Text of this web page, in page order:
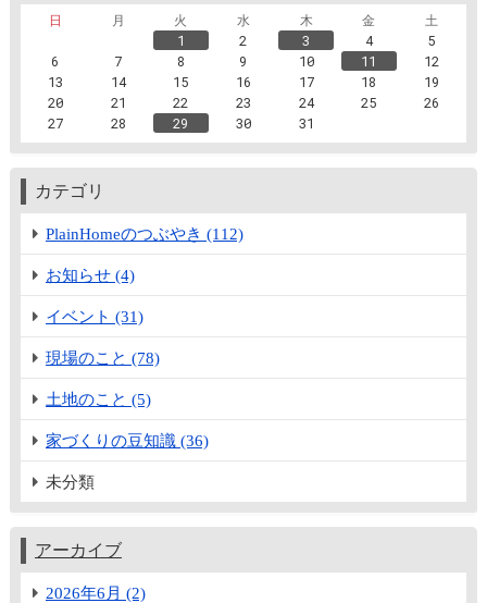
日
月 火 水 木 金
土
1
2 3 4
5
6
7 8 9 10 11
12
13
14 15 16 17 18
19
20
21 22 23 24 25
26
27
28 29 30 31
カテゴリ
PlainHomeのつぶやき (112)
お知らせ (4)
イベント (31)
現場のこと (78)
土地のこと (5)
家づくりの豆知識 (36)
未分類
アーカイブ
2026年6月 (2)